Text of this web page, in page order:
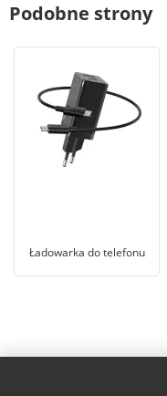
Podobne strony
Ładowarka do telefonu